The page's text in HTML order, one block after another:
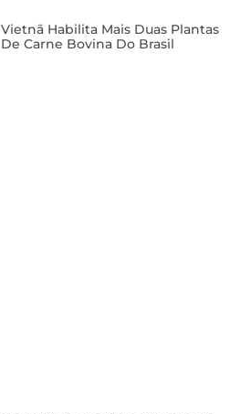
Vietnã Habilita Mais Duas Plantas
De Carne Bovina Do Brasil